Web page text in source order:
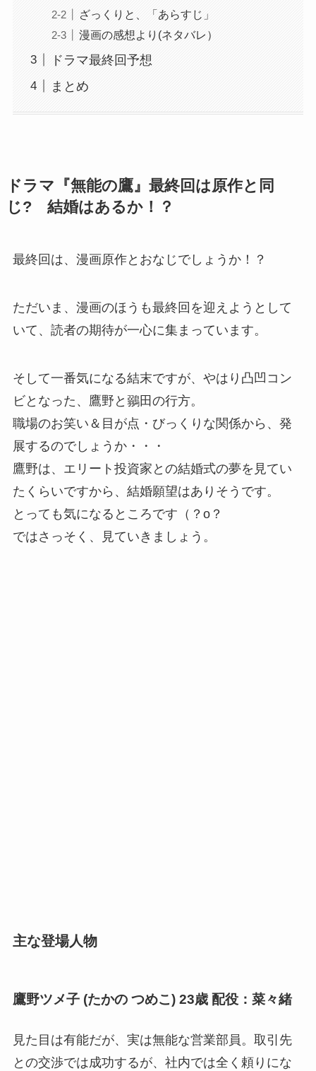
ざっくりと、「あらすじ」
漫画の感想より(ネタバレ）
ドラマ最終回予想
まとめ
ドラマ『無能の鷹』最終回は原作と同
じ? 結婚はあるか！？
最終回は、漫画原作とおなじでしょうか！？
ただいま、漫画のほうも最終回を迎えようとして
いて、読者の期待が一心に集まっています。
そして一番気になる結末ですが、やはり凸凹コン
ビとなった、鷹野と鶸田の行方。
職場のお笑い＆目が点・びっくりな関係から、発
展するのでしょうか・・・
鷹野は、エリート投資家との結婚式の夢を見てい
たくらいですから、結婚願望はありそうです。
とっても気になるところです（？o？
ではさっそく、見ていきましょう。
主な登場人物
鷹野ツメ子 (たかの つめこ) 23歳 配役：菜々緒
見た目は有能だが、実は無能な営業部員。取引先
との交渉では成功するが、社内では全く頼りにな